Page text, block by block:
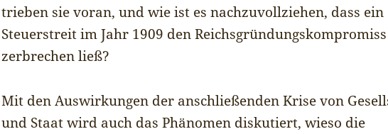
trieben sie voran, und wie ist es nachzuvollziehen, dass ein
Steuerstreit im Jahr 1909 den Reichsgründungskompromiss
zerbrechen ließ?
Mit den Auswirkungen der anschließenden Krise von
und Staat wird auch das Phänomen diskutiert, wieso die